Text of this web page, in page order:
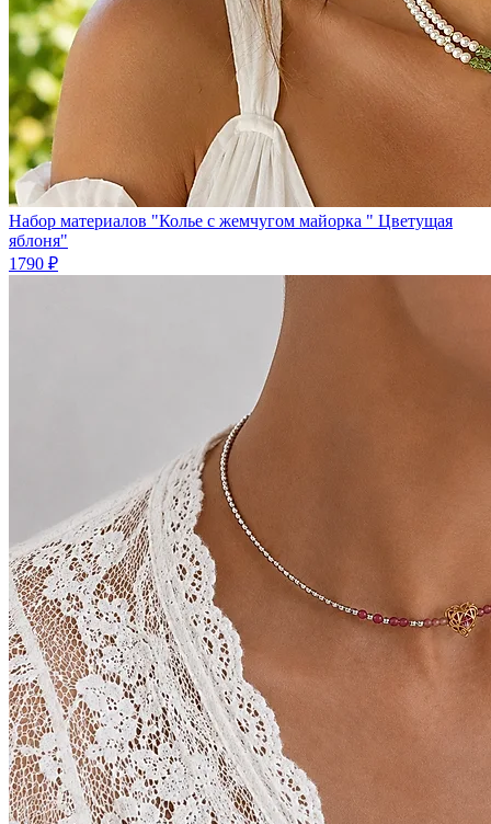
Набор материалов "Колье с жемчугом майорка " Цветущая
яблоня"
1790 ₽